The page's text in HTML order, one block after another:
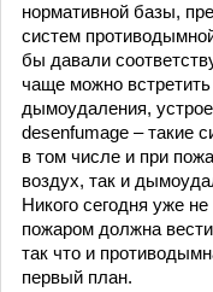
нормативной базы,
систем
бы давали
чаще можно
дымоудаления,
desenfumage – такие
в том числе и при
воздух, так и
Никого сегодня уже
пожаром должна
так что и
первый план.